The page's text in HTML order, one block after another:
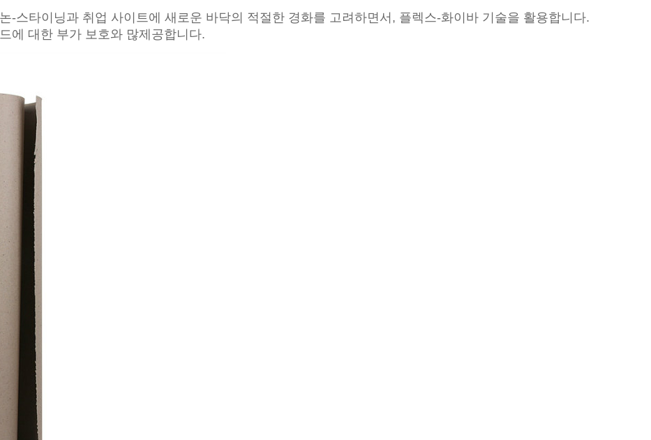
-스타이닝과 취업 사이트에 새로운 바닥의 적절한 경화를 고려하면서, 플렉스-화이바 기술을 활용합니다.
에 대한 부가 보호와 많제공합니다.